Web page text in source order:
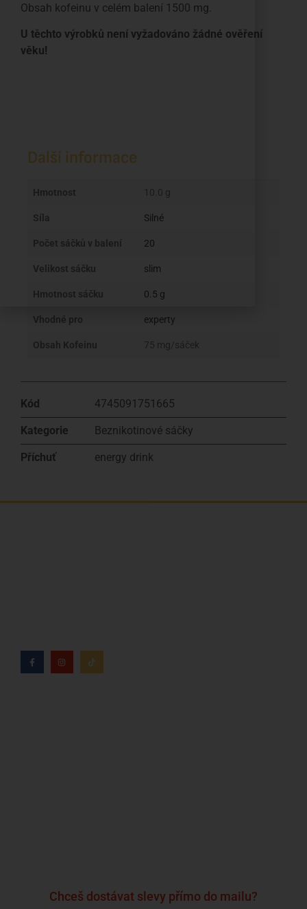
Obsah kofeinu v celém balení 1500 mg.
U těchto výrobků není vyžadováno žádné ověření
věku!
Další informace
Hmotnost 10.0 g
Síla Silné
Počet sáčků v balení 20
Velikost sáčku slim
Hmotnost sáčku 0.5 g
Vhodné pro experty
Obsah Kofeinu 75 mg/sáček
Kód 4745091751665
Kategorie Beznikotinové sáčky
Příchuť energy drink
Chceš dostávat slevy přímo do mailu?